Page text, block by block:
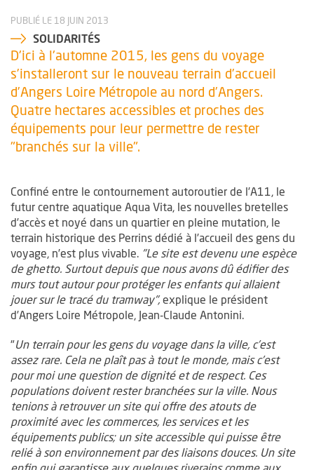
PUBLIÉ LE 18 JUIN 2013
SOLIDARITÉS
D'ici à l'automne 2015, les gens du voyage
s’installeront sur le nouveau terrain d’accueil
d’Angers Loire Métropole au nord d’Angers.
Quatre hectares accessibles et proches des
équipements pour leur permettre de rester
"branchés sur la ville".
Confiné entre le contournement autoroutier de l’A11, le
futur centre aquatique Aqua Vita, les nouvelles bretelles
d’accès et noyé dans un quartier en pleine mutation, le
terrain historique des Perrins dédié à l’accueil des gens du
voyage, n’est plus vivable. "Le site est devenu une espèce
de ghetto. Surtout depuis que nous avons dû édifier des
murs tout autour pour protéger les enfants qui allaient
jouer sur le tracé du tramway", explique le président
d’Angers Loire Métropole, Jean-Claude Antonini.
"Un terrain pour les gens du voyage dans la ville, c’est
assez rare. Cela ne plaît pas à tout le monde, mais c’est
pour moi une question de dignité et de respect. Ces
populations doivent rester branchées sur la ville. Nous
tenions à retrouver un site qui offre des atouts de
proximité avec les commerces, les services et les
équipements publics; un site accessible qui puisse être
relié à son environnement par des liaisons douces. Un site